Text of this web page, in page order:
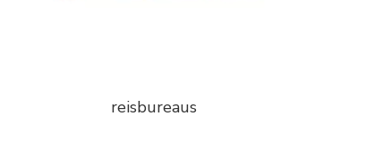
reisbureaus